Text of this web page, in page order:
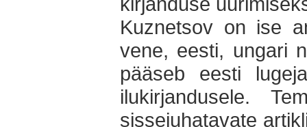
Kuznetsov on ise
vene, eesti, ungari
pääseb eesti
ilukirjandusele.
sissejuhatavate